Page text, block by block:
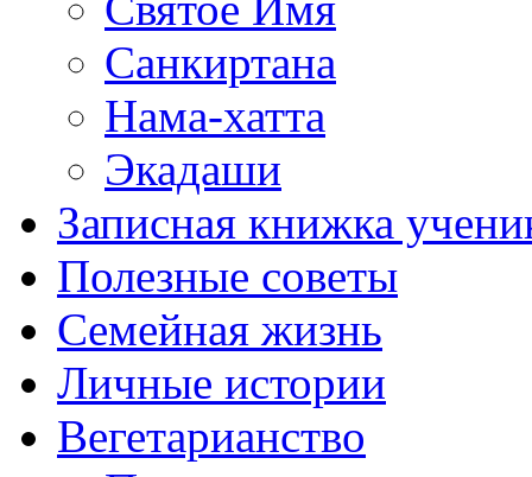
Санкиртана
Нама-хатта
Экадаши
Записная книжка
Полезные советы
Семейная жизнь
Личные истории
Вегетарианство